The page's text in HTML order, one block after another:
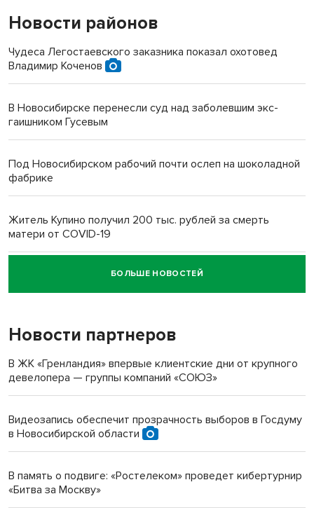
Новости районов
Чудеса Легостаевского заказника показал охотовед
Владимир Коченов
В Новосибирске перенесли суд над заболевшим экс-
гаишником Гусевым
Под Новосибирском рабочий почти ослеп на шоколадной
фабрике
Житель Купино получил 200 тыс. рублей за смерть
матери от COVID-19
Новосибирский суд наказал водителя за смерть
пенсионерки на вокзале
«Мы живём на пастбище!»: в новосибирском селе лошади
терроризируют жителей
Инвалид получил условный срок за избиение врачей
Новосибирский преподаватель с женой вошли в топ-16
Обновлённое отделение ВТБ открылось в Искитиме
БОЛЬШЕ НОВОСТЕЙ
Новости партнеров
В ЖК «Гренландия» впервые клиентские дни от крупного
девелопера — группы компаний «СОЮЗ»
Видеозапись обеспечит прозрачность выборов в Госдуму
в Новосибирской области
В память о подвиге: «Ростелеком» проведет кибертурнир
«Битва за Москву»